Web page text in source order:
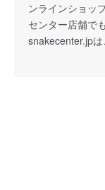
ンラインショッ
センター店舗で
snakecenter.jpは